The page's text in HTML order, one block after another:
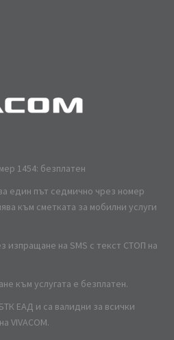
1454: безплатен
един път седмично чрез номер
към сметката за мобилни услуги
изпращане на SMS с текст СТОП на
към услугата е безплатен.
ЕАД и са валидни за всички
VIVACOM.